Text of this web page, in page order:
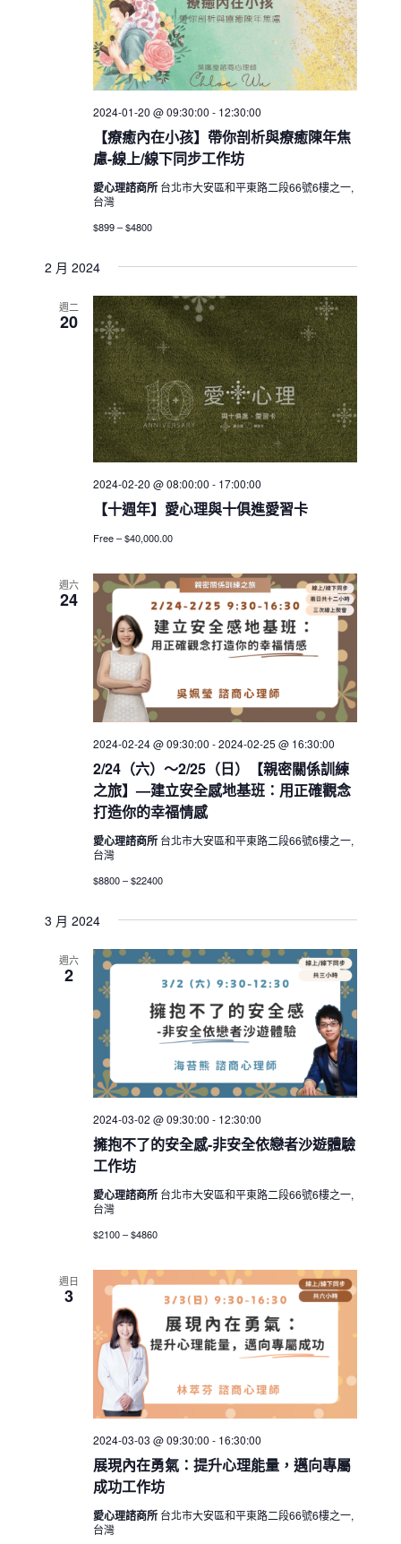
【療癒內在小孩】帶你剖析與療癒陳年焦
慮-線上/線下同步工作坊
2024-01-20 @ 09:30:00 - 12:30:00
愛心理諮商所 台北市大安區和平東路二段66號6樓之一,
台灣
$899 – $4800
2 月 2024
週二
20
【十週年】愛心理與十俱進愛習卡
2024-02-20 @ 08:00:00 - 17:00:00
Free – $40,000.00
週六
24
2/24（六）～2/25（日）【親密關係訓練
之旅】—建立安全感地基班：用正確觀念
打造你的幸福情感
2024-02-24 @ 09:30:00 -2024-02-25 @ 16:30:00
愛心理諮商所 台北市大安區和平東路二段66號6樓之一,
台灣
$8800 – $22400
3 月 2024
週六
2
擁抱不了的安全感-非安全依戀者沙遊體驗
工作坊
2024-03-02 @ 09:30:00 - 12:30:00
愛心理諮商所 台北市大安區和平東路二段66號6樓之一,
台灣
$2100 – $4860
週日
3
展現內在勇氣：提升心理能量，邁向專屬
成功工作坊
2024-03-03 @ 09:30:00 - 16:30:00
愛心理諮商所 台北市大安區和平東路二段66號6樓之一,
台灣